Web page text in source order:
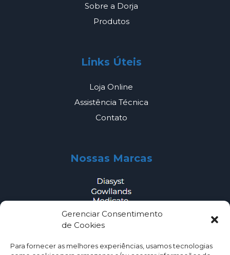
Gerenciar Consentimento
de Cookies
Para fornecer as melhores experiências, usamos tecnologias
Sobre a Dorja
Produtos
Links Úteis
Loja Online
Assistência Técnica
Contato
Nossas Marcas